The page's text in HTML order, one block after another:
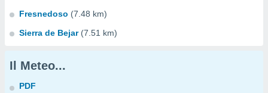
Fresnedoso (7.48 km)
Sierra de Bejar (7.51 km)
Il Meteo...
PDF